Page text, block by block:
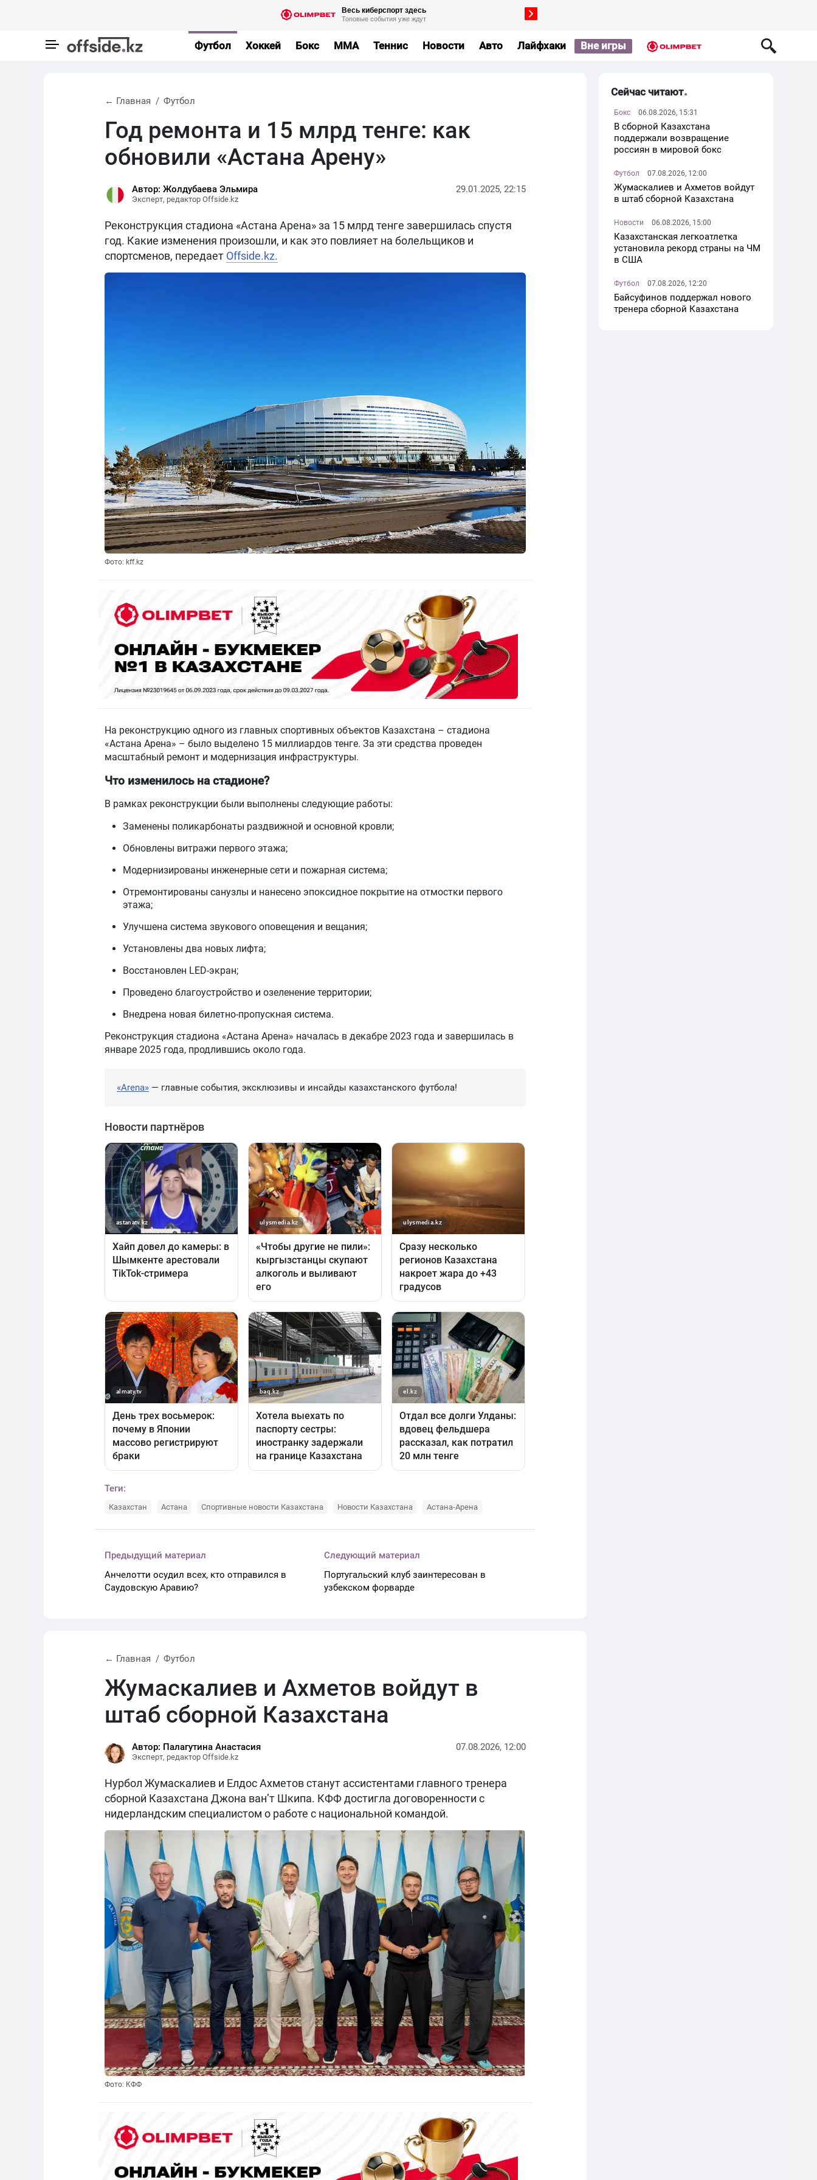
Футбол Хоккей Бокс MMA Теннис Новости Авто Лайфхаки Вне игры
← Главная Футбол
Год ремонта и 15 млрд тенге: как
обновили «Астана Арену»
Автор: Жолдубаева Эльмира
Эксперт, редактор Offside.kz
29.01.2025, 22:15
Реконструкция стадиона «Астана Арена» за 15 млрд тенге завершилась спустя
год. Какие изменения произошли, и как это повлияет на болельщиков и
спортсменов, передает Offside.kz.
Фото: kff.kz
На реконструкцию одного из главных спортивных объектов Казахстана – стадиона
«Астана Арена» – было выделено 15 миллиардов тенге. За эти средства проведен
масштабный ремонт и модернизация инфраструктуры.
Что изменилось на стадионе?
В рамках реконструкции были выполнены следующие работы:
Заменены поликарбонаты раздвижной и основной кровли;
Обновлены витражи первого этажа;
Модернизированы инженерные сети и пожарная система;
Отремонтированы санузлы и нанесено эпоксидное покрытие на отмостки первого
этажа;
Улучшена система звукового оповещения и вещания;
Установлены два новых лифта;
Восстановлен LED-экран;
Проведено благоустройство и озеленение территории;
Внедрена новая билетно-пропускная система.
Реконструкция стадиона «Астана Арена» началась в декабре 2023 года и завершилась в
январе 2025 года, продлившись около года.
«Arena» — главные события, эксклюзивы и инсайды казахстанского футбола!
Теги:
Казахстан Астана Спортивные новости Казахстана Новости Казахстана Астана-Арена
Предыдущий материал
Анчелотти осудил всех, кто отправился в
Саудовскую Аравию?
Следующий материал
Португальский клуб заинтересован в
узбекском форварде
← Главная Футбол
Жумаскалиев и Ахметов войдут в
штаб сборной Казахстана
Автор: Палагутина Анастасия
Эксперт, редактор Offside.kz
07.08.2026, 12:00
Нурбол Жумаскалиев и Елдос Ахметов станут ассистентами главного тренера
сборной Казахстана Джона ван’т Шкипа. КФФ достигла договоренности с
нидерландским специалистом о работе с национальной командой.
Фото: КФФ
Сейчас читают
Бокс 06.08.2026, 15:31
В сборной Казахстана
поддержали возвращение
россиян в мировой бокс
Футбол 07.08.2026, 12:00
Жумаскалиев и Ахметов войдут
в штаб сборной Казахстана
Новости 06.08.2026, 15:00
Казахстанская легкоатлетка
установила рекорд страны на ЧМ
в США
Футбол 07.08.2026, 12:20
Байсуфинов поддержал нового
тренера сборной Казахстана